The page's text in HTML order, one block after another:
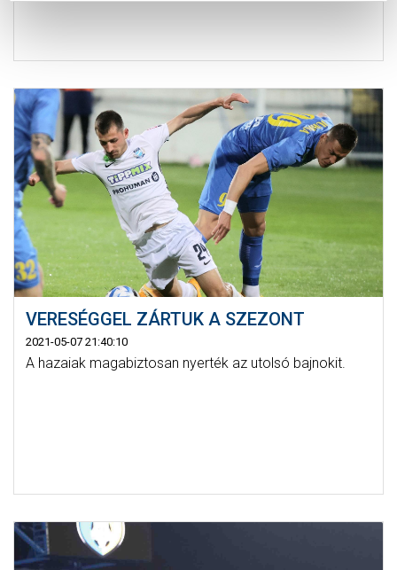
VERESÉGGEL ZÁRTUK A SZEZONT
2021-05-07 21:40:10
A hazaiak magabiztosan nyerték az utolsó bajnokit.